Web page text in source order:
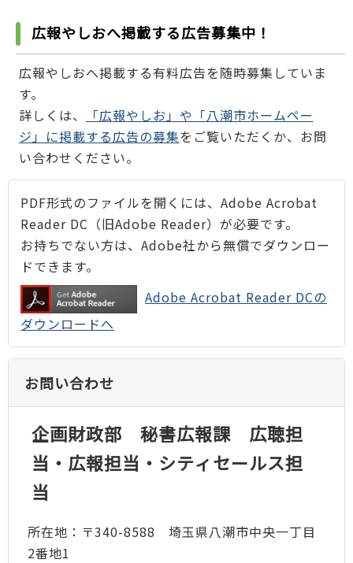
広報やしおへ掲載する広告募集中！
広報やしおへ掲載する有料広告を随時募集していま
す。
詳しくは、
「広報やしお」や「八潮市ホームペー
ジ」に掲載する広告の募集をご覧いただくか、お問
い合わせください。
PDF形式のファイルを開くには、Adobe Acrobat
Reader DC（旧Adobe Reader）が必要です。
お持ちでない方は、Adobe社から無償でダウンロー
ドできます。
Adobe Acrobat Reader DCの
ダウンロードへ
お問い合わせ
企画財政部 秘書広報課 広聴担
当・広報担当・シティセールス担
当
所在地：〒340-8588 埼玉県八潮市中央一丁目
2番地1